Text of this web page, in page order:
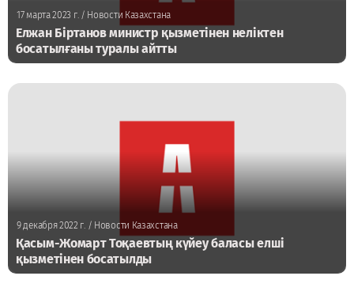
17 марта 2023 г./ Новости Казахстана
Елжан Біртанов министр қызметінен неліктен
босатылғаны туралы айтты
9 декабря 2022 г./ Новости Казахстана
Қасым-Жомарт Тоқаевтың күйеу баласы елші
қызметінен босатылды